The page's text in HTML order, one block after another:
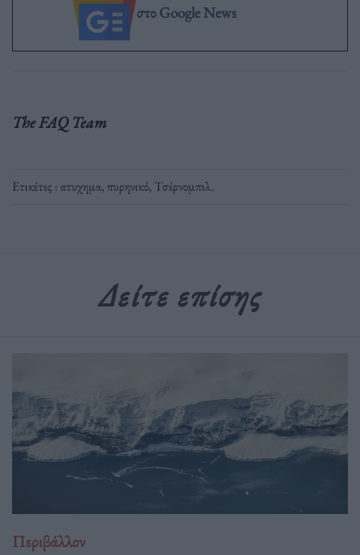
στο Google News
The FAQ Team
Ετικέτες :ατυχημα,πυρηνικό, Τσέρνομπιλ.
Δείτε επίσης
Περιβάλλον